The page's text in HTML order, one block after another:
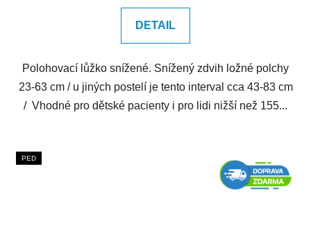
DETAIL
Polohovací lůžko snížené. Snížený zdvih ložné polchy
23-63 cm / u jiných postelí je tento interval cca 43-83 cm
/ Vhodné pro dětské pacienty i pro lidi nižší než 155...
PED